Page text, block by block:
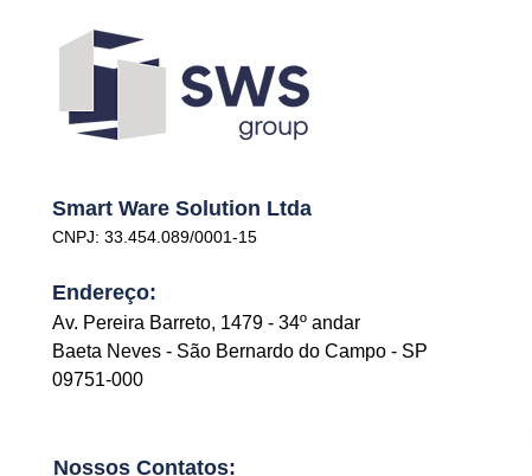
Smart Ware Solution Ltda
CNPJ: 33.454.089/0001-15
Endereço:
Av. Pereira Barreto, 1479 - 34º andar
Baeta Neves - São Bernardo do Campo - SP
09751-000
Nossos Contatos: